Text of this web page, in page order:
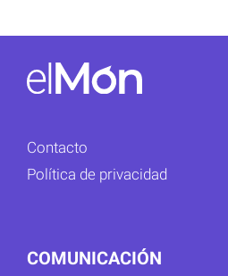
Contacto
Política de privacidad
COMUNICACIÓN